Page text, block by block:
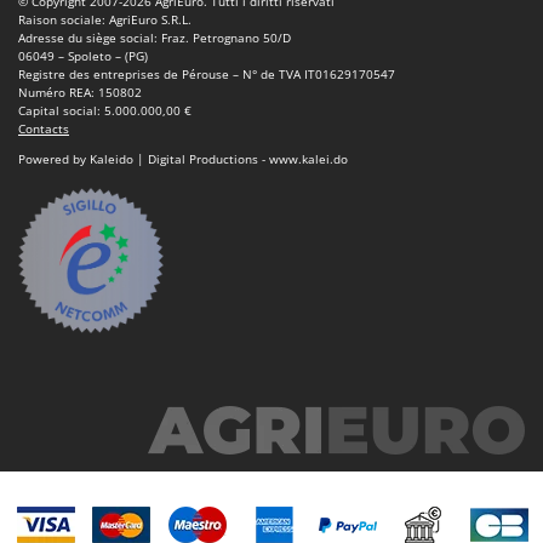
Machines pour la transformation des fruits
Machines sous vide
Motobineuses
Motoculteurs
Motofaucheuses
Motopompes pour irrigation
Moulins à céréales électriques
Moulins à farine
Nettoyeurs et Balais à vapeur
Nettoyeurs tapis, moquettes et tapisseries
P
Peignes vibreurs et Secoueurs à olives
Pelles rétros pour tracteur
Famur
FARMER
FBC
Ferrari Group
Ferroni
Ferrua
FIAC
FIEM
Fimar
Forest Master
Raison sociale: AgriEuro S.R.L.
Adresse du siège social: Fraz. Petrognano 50/D
06049 – Spoleto – (PG)
Registre des entreprises de Pérouse – N° de TVA IT01629170547
Numéro REA: 150802
Capital social: 5.000.000,00 €
Contacts
Powered by Kaleido | Digital Productions - www.kalei.do